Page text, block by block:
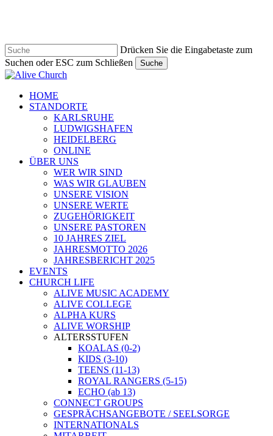
Drücken Sie die Eingabetaste zum
Suchen oder ESC zum Schließen
Suche
Suche
Navigationsmenü
HOME
STANDORTE
KARLSRUHE
LUDWIGSHAFEN
HEIDELBERG
ONLINE
ÜBER UNS
WER WIR SIND
WAS WIR GLAUBEN
UNSERE VISION
UNSERE WERTE
ZUGEHÖRIGKEIT
UNSERE PASTOREN
10 JAHRES ZIEL
JAHRESMOTTO 2026
JAHRESBERICHT 2025
EVENTS
CHURCH LIFE
ALIVE MUSIC ACADEMY
ALIVE COLLEGE
ALPHA KURS
ALIVE WORSHIP
ALTERSSTUFEN
KOALAS (0-2)
KIDS (3-10)
TEENS (11-13)
ROYAL RANGERS (5-15)
ECHO (ab 13)
CONNECT GROUPS
GESPRÄCHSANGEBOTE / SEELSORGE
INTERNATIONALS